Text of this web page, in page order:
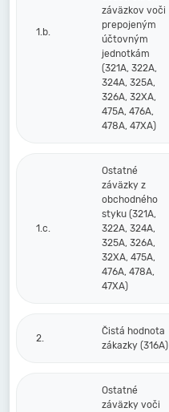
1.b.
záväzkov voči
prepojeným
účtovným
jednotkám
(321A, 322A,
324A, 325A,
326A, 32XA,
475A, 476A,
478A, 47XA)
1.c.
Ostatné
záväzky z
obchodného
styku (321A,
322A, 324A,
325A, 326A,
32XA, 475A,
476A, 478A,
47XA)
2.
Čistá hodnota
zákazky (316A)
Ostatné
záväzky voči